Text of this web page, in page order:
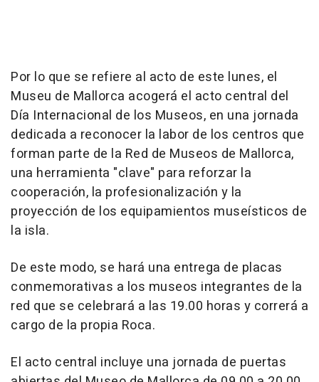
Por lo que se refiere al acto de este lunes, el
Museu de Mallorca acogerá el acto central del
Día Internacional de los Museos, en una jornada
dedicada a reconocer la labor de los centros que
forman parte de la Red de Museos de Mallorca,
una herramienta "clave" para reforzar la
cooperación, la profesionalización y la
proyección de los equipamientos museísticos de
la isla.
De este modo, se hará una entrega de placas
conmemorativas a los museos integrantes de la
red que se celebrará a las 19.00 horas y correrá a
cargo de la propia Roca.
El acto central incluye una jornada de puertas